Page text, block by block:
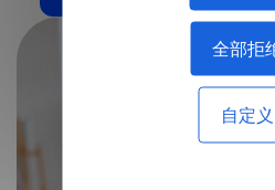
全部拒
自定义